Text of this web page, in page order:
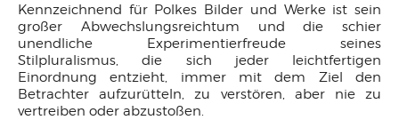
Kennzeichnend für Polkes Bilder und Werke ist sein
großer Abwechslungsreichtum und die schier
unendliche Experimentierfreude seines
Stilpluralismus, die sich jeder leichtfertigen
Einordnung entzieht, immer mit dem Ziel den
Betrachter aufzurütteln, zu verstören, aber nie zu
vertreiben oder abzustoßen.